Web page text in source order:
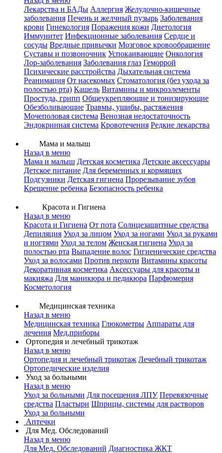
Лекарства и БАДы Аллергия Желудочно-кишечные
заболевания Печень и желчный пузырь Заболевания
крови Гинекология Поражения кожи Диетология
Иммунитет Инфекционные заболевания Сердце и
сосуды Вредные привычки Мозговое кровообращение
Суставы и позвоночник Успокаивающие Онкология
Лор-заболевания Заболевания глаз Геморрой
Психические расстройства Дыхательная система
Реанимация От насекомых Стоматология (без ухода за
полостью рта) Кашель Витамины и микроэлементы
Простуда, грипп Общеукрепляющие и тонизирующие
Обезболивающие Травмы, ушибы, растяжения
Мочеполовая система Венозная недостаточность
Эндокринная система Кровотечения Редкие лекарства
Мама и малыш
Назад в меню
Мама и малыш Детская косметика Детские аксессуары
Детское питание Для беременных и кормящих
Подгузники Детская гигиена Прорезывание зубов
Крещение ребенка Безопасность ребенка
Красота и Гигиена
Назад в меню
Красота и Гигиена От пота Солнцезащитные средства
Депиляция Уход за лицом Уход за ногами Уход за руками
и ногтями Уход за телом Женская гигиена Уход за
полостью рта Выпадение волос Гигиенические средства
Уход за волосами Против перхоти Витамины красоты
Декоративная косметика Аксессуары для красоты и
макияжа Для маникюра и педикюра Парфюмерия
Косметология
Медицинская техника
Назад в меню
Медицинская техника Глюкометры Аппараты для
лечения Мед.приборы
Ортопедия и лечебный трикотаж
Назад в меню
Ортопедия и лечебный трикотаж Лечебный трикотаж
Ортопедические изделия
Уход за больными
Назад в меню
Уход за больными Для посещения ЛПУ Перевязочные
средства Пластыри Шприцы, системы для растворов
Уход за больными
Аптечки
Для Мед. Обследований
Назад в меню
Для Мед. Обследований Диагностика ЖКТ